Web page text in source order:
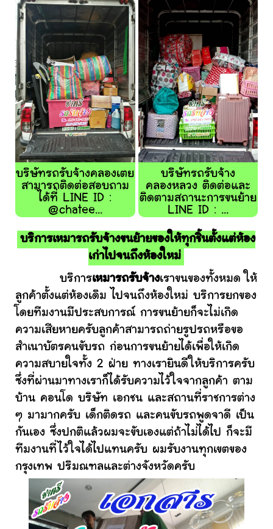
บริษัทรถรับจ้างคลองเตย
สามารถติดต่อสอบถาม
ได้ที่ LINE ID :
@chatee...
บริษัทรถรับจ้าง
คลองหลวง ติดต่อและ
ติดตามสถานะการขนย้าย
LINE ID : ...
บริการเหมารถรับจ้างขนย้ายของให้ทุกชิ้นตั้งแต่ห้อง
เก่าไปจนถึงห้องใหม่
บริการเหมารถรับจ้างเราขนของทั้งหมด ให้
ลูกค้าตั้งแต่ห้องเดิม ไปจนถึงห้องใหม่ บริการยกของ
โดยทีมงานมีประสบการณ์ การขนย้ายก็จะไม่เกิด
ความเสียหายครับลูกค้าสามารถถ่ายรูปรถหรือขอ
สำเนาบัตรคนขับรถ ก่อนการขนย้ายได้เพื่อให้เกิด
ความสบายใจทั้ง 2 ฝ่าย ทางเรายินดีให้บริการครับ
ซึ่งที่ผ่านมาทางเราก็ได้รับความไว้ใจจากลูกค้า ตาม
บ้าน คอนโด บริษัท เอกชน และสถานที่ราชการต่าง
ๆ มามากครับ เด็กติดรถ และคนขับรถพูดจาดี เป็น
กันเอง ซึ่งปกติแล้วผมจะขับเองแต่ถ้าไม่ได้ไป ก็จะมี
ทีมงานที่ไว้ใจได้ไปแทนครับ ผมรับงานทุกเขตของ
กรุงเทพ ปริมณฑลและต่างจังหวัดครับ